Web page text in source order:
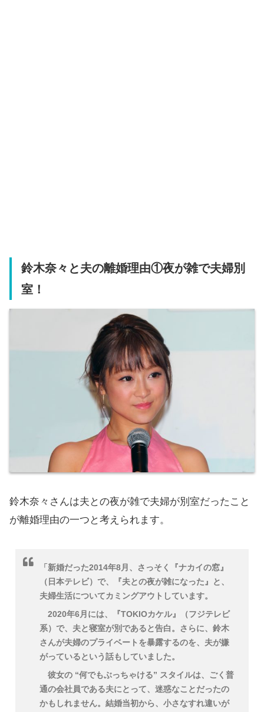
鈴木奈々と夫の離婚理由①夜が雑で夫婦別
室！
鈴木奈々さんは夫との夜が雑で夫婦が別室だったこと
が離婚理由の一つと考えられます。
「新婚だった2014年8月、さっそく『ナカイの窓』
（日本テレビ）で、『夫との夜が雑になった』と、
夫婦生活についてカミングアウトしています。
2020年6月には、『TOKIOカケル』（フジテレビ
系）で、夫と寝室が別であると告白。さらに、鈴木
さんが夫婦のプライベートを暴露するのを、夫が嫌
がっているという話もしていました。
彼女の “何でもぶっちゃける” スタイルは、ごく普
通の会社員である夫にとって、迷惑なことだったの
かもしれません。結婚当初から、小さなすれ違いが